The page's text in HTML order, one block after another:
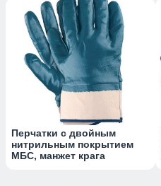
Перчатки с двойным
нитрильным покрытием
МБС, манжет крага